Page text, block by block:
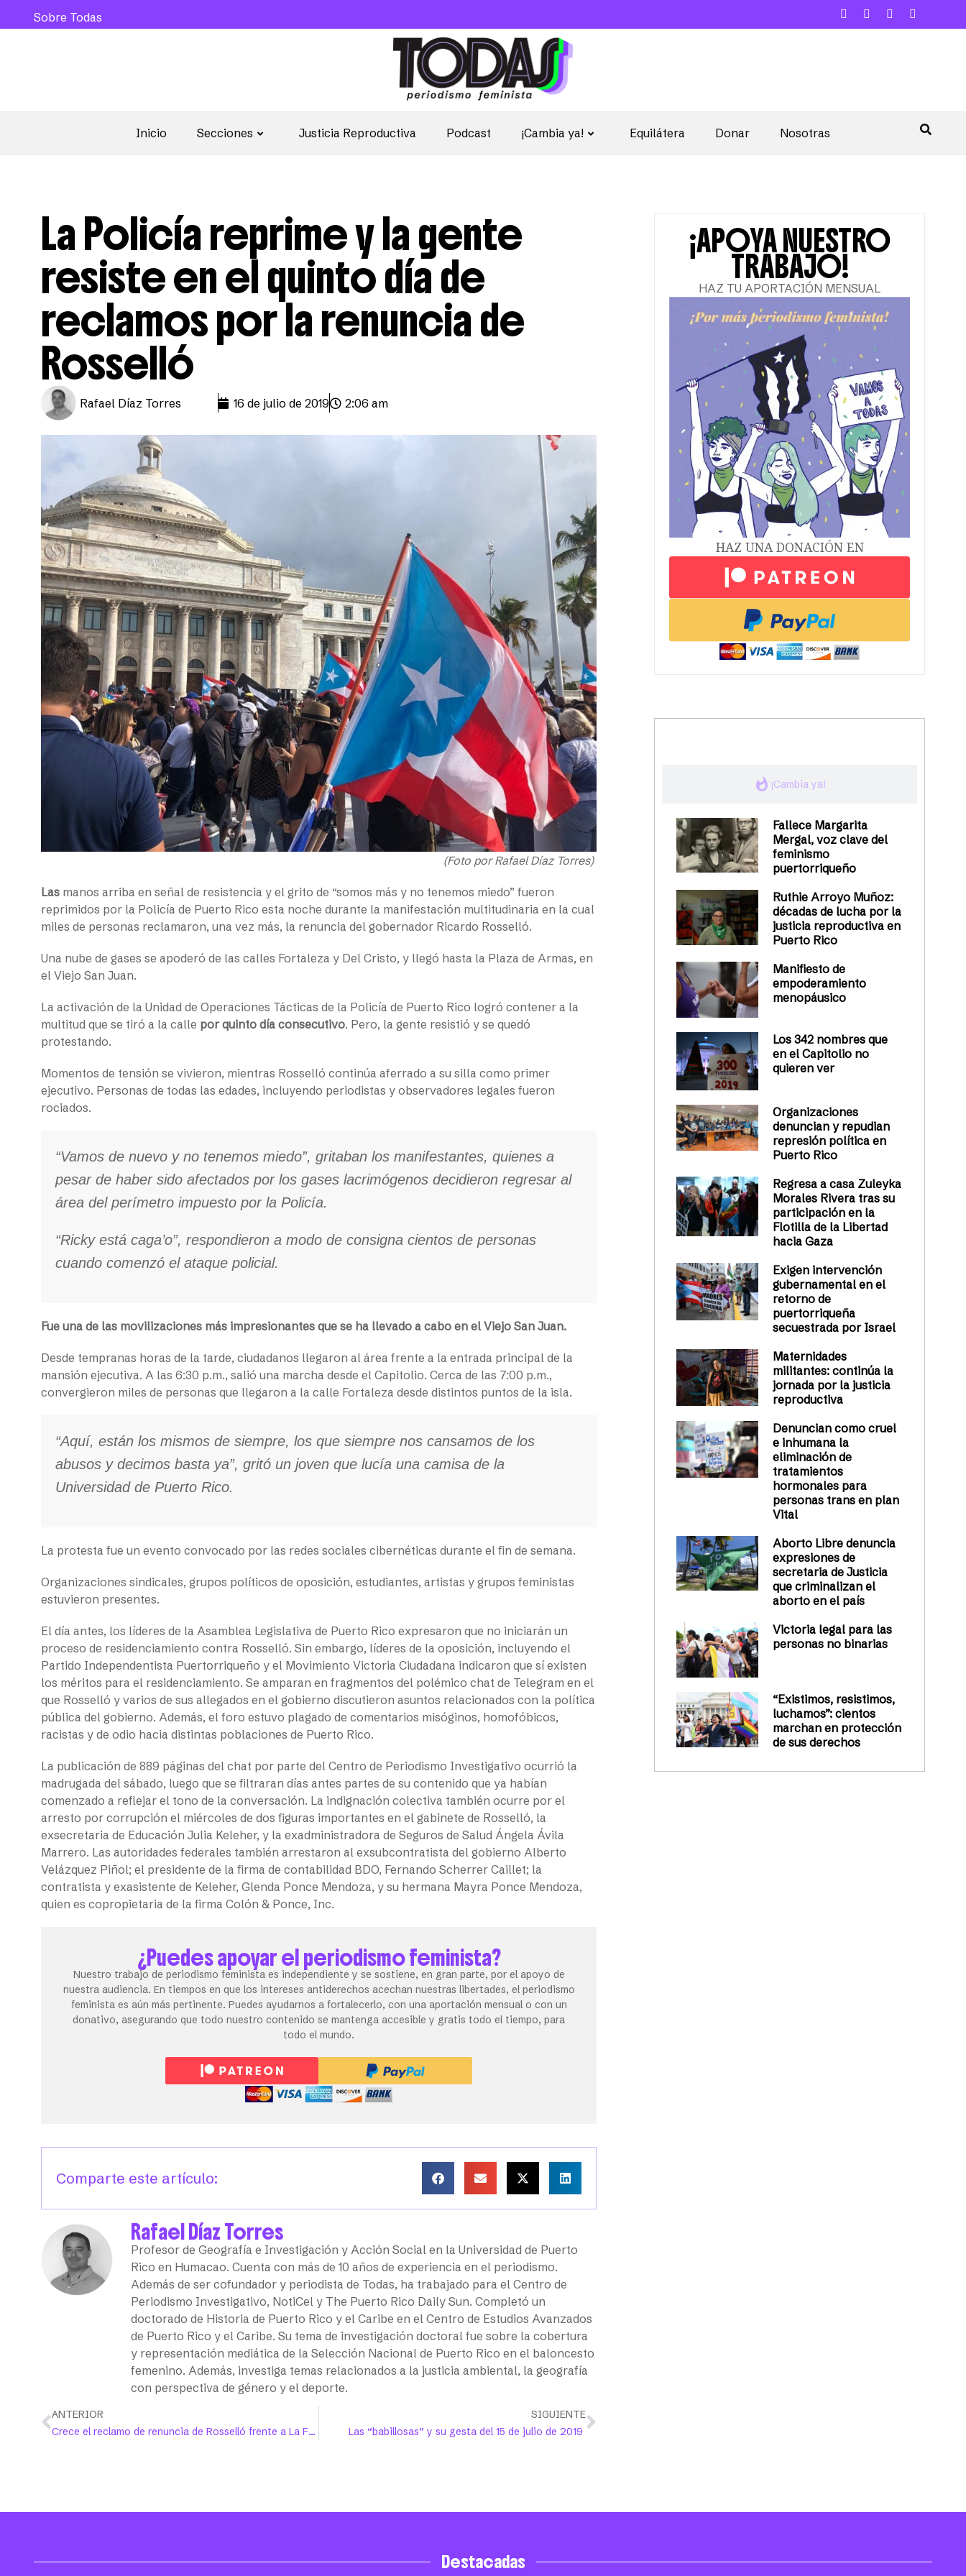
Inicio Secciones Justicia Reproductiva Podcast ¡Cambia ya! Equilátera Donar Nosotras
Sobre Todas
La Policía reprime y la gente
resiste en el quinto día de
reclamos por la renuncia de
Rosselló
Rafael Díaz Torres 16 de julio de 2019 2:06 am
(Foto por Rafael Díaz Torres)
Las manos arriba en señal de resistencia y el grito de “somos más y no tenemos miedo” fueron
reprimidos por la Policía de Puerto Rico esta noche durante la manifestación multitudinaria en la cual
miles de personas reclamaron, una vez más, la renuncia del gobernador Ricardo Rosselló.
Una nube de gases se apoderó de las calles Fortaleza y Del Cristo, y llegó hasta la Plaza de Armas, en
el Viejo San Juan.
La activación de la Unidad de Operaciones Tácticas de la Policía de Puerto Rico logró contener a la
multitud que se tiró a la calle por quinto día consecutivo. Pero, la gente resistió y se quedó
protestando.
Momentos de tensión se vivieron, mientras Rosselló continúa aferrado a su silla como primer
ejecutivo. Personas de todas las edades, incluyendo periodistas y observadores legales fueron
rociados.
“Vamos de nuevo y no tenemos miedo”, gritaban los manifestantes, quienes a
pesar de haber sido afectados por los gases lacrimógenos decidieron regresar al
área del perímetro impuesto por la Policía.
“Ricky está caga’o”, respondieron a modo de consigna cientos de personas
cuando comenzó el ataque policial.
Fue una de las movilizaciones más impresionantes que se ha llevado a cabo en el Viejo San Juan.
Desde tempranas horas de la tarde, ciudadanos llegaron al área frente a la entrada principal de la
mansión ejecutiva. A las 6:30 p.m., salió una marcha desde el Capitolio. Cerca de las 7:00 p.m.,
convergieron miles de personas que llegaron a la calle Fortaleza desde distintos puntos de la isla.
“Aquí, están los mismos de siempre, los que siempre nos cansamos de los
abusos y decimos basta ya”, gritó un joven que lucía una camisa de la
Universidad de Puerto Rico.
La protesta fue un evento convocado por las redes sociales cibernéticas durante el fin de semana.
Organizaciones sindicales, grupos políticos de oposición, estudiantes, artistas y grupos feministas
estuvieron presentes.
El día antes, los líderes de la Asamblea Legislativa de Puerto Rico expresaron que no iniciarán un
proceso de residenciamiento contra Rosselló. Sin embargo, líderes de la oposición, incluyendo el
Partido Independentista Puertorriqueño y el Movimiento Victoria Ciudadana indicaron que sí existen
los méritos para el residenciamiento. Se amparan en fragmentos del polémico chat de Telegram en el
que Rosselló y varios de sus allegados en el gobierno discutieron asuntos relacionados con la política
pública del gobierno. Además, el foro estuvo plagado de comentarios misóginos, homofóbicos,
racistas y de odio hacia distintas poblaciones de Puerto Rico.
La publicación de 889 páginas del chat por parte del Centro de Periodismo Investigativo ocurrió la
madrugada del sábado, luego que se filtraran días antes partes de su contenido que ya habían
comenzado a reflejar el tono de la conversación. La indignación colectiva también ocurre por el
arresto por corrupción el miércoles de dos figuras importantes en el gabinete de Rosselló, la
exsecretaria de Educación Julia Keleher, y la exadministradora de Seguros de Salud Ángela Ávila
Marrero. Las autoridades federales también arrestaron al exsubcontratista del gobierno Alberto
Velázquez Piñol; el presidente de la firma de contabilidad BDO, Fernando Scherrer Caillet; la
contratista y exasistente de Keleher, Glenda Ponce Mendoza, y su hermana Mayra Ponce Mendoza,
quien es copropietaria de la firma Colón & Ponce, Inc.
¿Puedes apoyar el periodismo feminista?
Nuestro trabajo de periodismo feminista es independiente y se sostiene, en gran parte, por el apoyo de
nuestra audiencia. En tiempos en que los intereses antiderechos acechan nuestras libertades, el periodismo
feminista es aún más pertinente. Puedes ayudarnos a fortalecerlo, con una aportación mensual o con un
donativo, asegurando que todo nuestro contenido se mantenga accesible y gratis todo el tiempo, para
todo el mundo.
Comparte este artículo:
Rafael Díaz Torres
Profesor de Geografía e Investigación y Acción Social en la Universidad de Puerto
Rico en Humacao. Cuenta con más de 10 años de experiencia en el periodismo.
Además de ser cofundador y periodista de Todas, ha trabajado para el Centro de
Periodismo Investigativo, NotiCel y The Puerto Rico Daily Sun. Completó un
doctorado de Historia de Puerto Rico y el Caribe en el Centro de Estudios Avanzados
de Puerto Rico y el Caribe. Su tema de investigación doctoral fue sobre la cobertura
y representación mediática de la Selección Nacional de Puerto Rico en el baloncesto
femenino. Además, investiga temas relacionados a la justicia ambiental, la geografía
con perspectiva de género y el deporte.
ANTERIOR
Crece el reclamo de renuncia de Rosselló frente a La Fortaleza
SIGUIENTE
Las “babillosas” y su gesta del 15 de julio de 2019
¡APOYA NUESTRO
TRABAJO!
HAZ TU APORTACIÓN MENSUAL
HAZ UNA DONACIÓN EN
whatshot ¡Cambia ya!
Fallece Margarita
Mergal, voz clave del
feminismo
puertorriqueño
Ruthie Arroyo Muñoz:
décadas de lucha por la
justicia reproductiva en
Puerto Rico
Manifiesto de
empoderamiento
menopáusico
Los 342 nombres que
en el Capitolio no
quieren ver
Organizaciones
denuncian y repudian
represión política en
Puerto Rico
Regresa a casa Zuleyka
Morales Rivera tras su
participación en la
Flotilla de la Libertad
hacia Gaza
Exigen intervención
gubernamental en el
retorno de
puertorriqueña
secuestrada por Israel
Maternidades
militantes: continúa la
jornada por la justicia
reproductiva
Denuncian como cruel
e inhumana la
eliminación de
tratamientos
hormonales para
personas trans en plan
Vital
Aborto Libre denuncia
expresiones de
secretaria de Justicia
que criminalizan el
aborto en el país
Victoria legal para las
personas no binarias
“Existimos, resistimos,
luchamos”: cientos
marchan en protección
de sus derechos
Destacadas